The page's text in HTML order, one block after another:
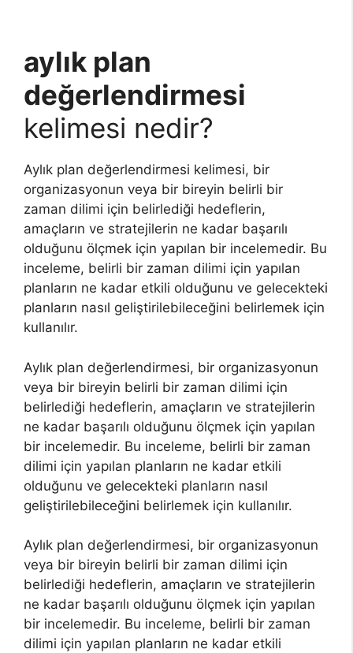
aylık plan
değerlendirmesi
kelimesi nedir?
Aylık plan değerlendirmesi kelimesi, bir
organizasyonun veya bir bireyin belirli bir
zaman dilimi için belirlediği hedeflerin,
amaçların ve stratejilerin ne kadar başarılı
olduğunu ölçmek için yapılan bir incelemedir. Bu
inceleme, belirli bir zaman dilimi için yapılan
planların ne kadar etkili olduğunu ve gelecekteki
planların nasıl geliştirilebileceğini belirlemek için
kullanılır.
Aylık plan değerlendirmesi, bir organizasyonun
veya bir bireyin belirli bir zaman dilimi için
belirlediği hedeflerin, amaçların ve stratejilerin
ne kadar başarılı olduğunu ölçmek için yapılan
bir incelemedir. Bu inceleme, belirli bir zaman
dilimi için yapılan planların ne kadar etkili
olduğunu ve gelecekteki planların nasıl
geliştirilebileceğini belirlemek için kullanılır.
Aylık plan değerlendirmesi, bir organizasyonun
veya bir bireyin belirli bir zaman dilimi için
belirlediği hedeflerin, amaçların ve stratejilerin
ne kadar başarılı olduğunu ölçmek için yapılan
bir incelemedir. Bu inceleme, belirli bir zaman
dilimi için yapılan planların ne kadar etkili